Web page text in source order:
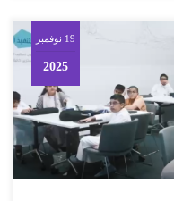
19 نوفمبر
2025